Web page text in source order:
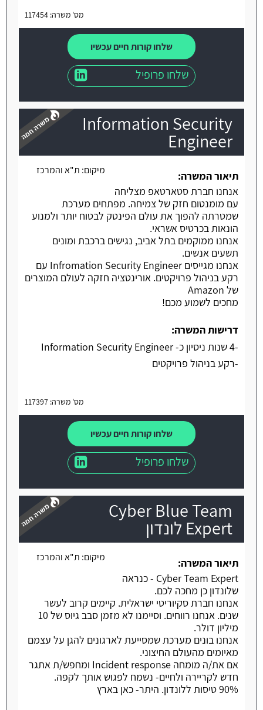
מס' משרה: 117454
שלחו קורות חיים עכשיו
שלחו פרופיל
Information Security
Engineer
משרה חמה מיקום: ת"א והמרכז
תיאור המשרה:
אנחנו חברת סטארטאפ מצליחה
עם מומנטום חזק של צמיחה. מפתחים מערכת
שמטרתה להפוך את עולם הפינטק לבטוח יותר ולמנוע
הונאות בכרטיס אשראי.
אנחנו ממוקמים בתל אביב, נגישים ברכבת ומונים
תשעים אנשים.
אנחנו מגייסים Infromation Security Engineer עם
רקע בניהול פרויקטים. אורינטציה חזקה לעולם המוצרים
של Amazon
מחכים לשמוע מכם!
דרישות המשרה:
-4 שנות ניסיון כ- Information Security Engineer
-רקע בניהול פרויקטים
מס' משרה: 117397
שלחו קורות חיים עכשיו
שלחו פרופיל
Cyber Blue Team
Expert לונדון
משרה חמה מיקום: ת"א והמרכז
תיאור המשרה:
Cyber Team Expert - כנראה
שלונדון כן מחכה לכם.
אנחנו חברת סקיוריטי ישראלית. קיימים קרוב לעשר
שנים. אנחנו רווחים. וסיימנו לא מזמן סבב גיוס של 10
מיליון דולר.
אנחנו בונים מערכת שמסייעת לארגונים להגן על עצמם
מאיומים מהעולם החיצוני.
אם את/ה מומחה Incident response ומחפש/ת אתגר
חדש לקריירה ולחיים- נשמח לפגוש אותך לקפה.
90% טיסות ללונדון. היתר- כאן בארץ